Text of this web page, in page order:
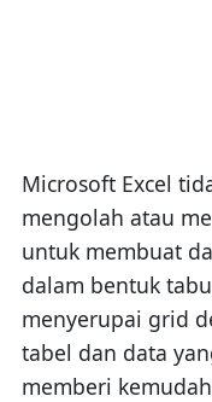
Microsoft Excel
mengolah atau
untuk membuat
dalam bentuk
menyerupai grid
tabel dan data
memberi